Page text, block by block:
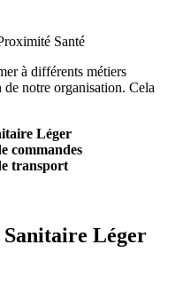
Santé
à différents métiers
notre organisation. Cela
Léger
commandes
transport
Léger